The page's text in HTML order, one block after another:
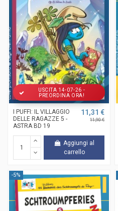
USCITA 14-07-26 -
PREORDINA ORA!
I PUFFI: IL VILLAGGIO
DELLE RAGAZZE 5 -
ASTRA BD 19
11,31 €
11,90 €
Aggiungi al
carrello
-5%